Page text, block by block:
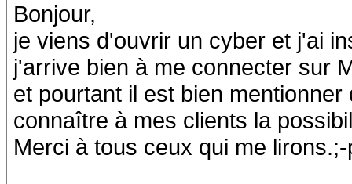
Bonjour,
je viens d'ouvrir un cyber et j'ai
j'arrive bien à me connecter sur
et pourtant il est bien
connaître à mes clients la
Merci à tous ceux qui me lirons.;-